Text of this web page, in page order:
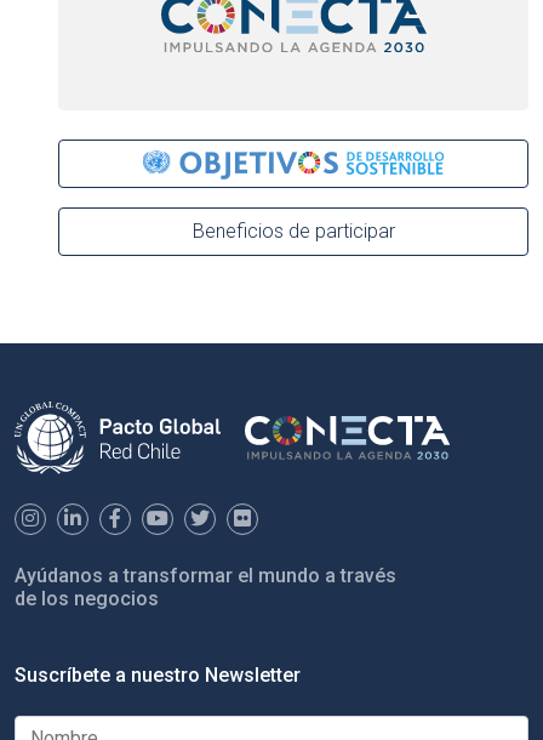
Beneficios de participar
Ayúdanos a transformar el mundo a través
de los negocios
Suscríbete a nuestro Newsletter